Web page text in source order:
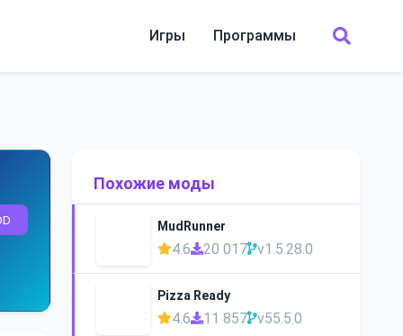
Игры Программы
Похожие моды
MudRunner
4.6 20 017 v1.5.28.0
Pizza Ready
4.6 11 857 v55.5.0